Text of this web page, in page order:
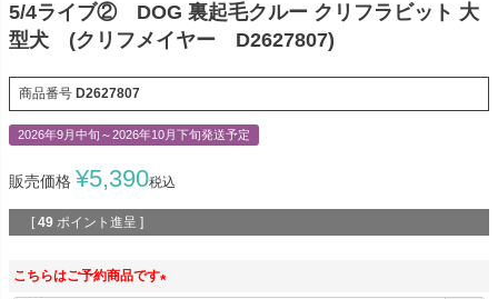
5/4ライブ② DOG 裏起毛クルー クリフラビット 大
型犬 (クリフメイヤー D2627807)
商品番号 D2627807
2026年9月中旬～2026年10月下旬発送予定
販売価格 ¥5,390税込
[ 49 ポイント進呈 ]
こちらはご予約商品です